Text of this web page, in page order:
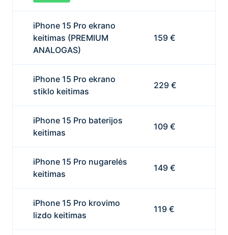
iPhone 15 Pro ekrano
keitimas (PREMIUM
ANALOGAS)
159 €
iPhone 15 Pro ekrano
stiklo keitimas
229 €
iPhone 15 Pro baterijos
keitimas
109 €
iPhone 15 Pro nugarelės
keitimas
149 €
iPhone 15 Pro krovimo
lizdo keitimas
119 €